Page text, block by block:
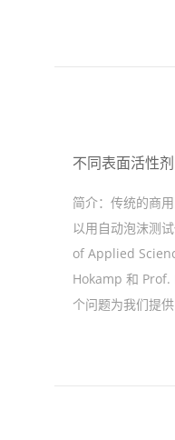
不同表面活性
简介： 传统的商
以用自动泡沫测
of Applied
Hokamp 和
个问题为我们提